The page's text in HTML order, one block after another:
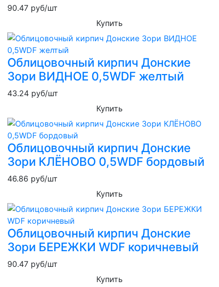
90.47 руб/шт
Купить
Облицовочный кирпич Донские
Зори ВИДНОЕ 0,5WDF желтый
43.24 руб/шт
Купить
Облицовочный кирпич Донские
Зори КЛЁНОВО 0,5WDF бордовый
46.86 руб/шт
Купить
Облицовочный кирпич Донские
Зори БЕРЕЖКИ WDF коричневый
90.47 руб/шт
Купить